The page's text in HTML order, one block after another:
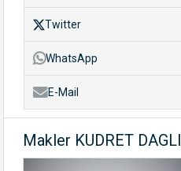
Twitter
WhatsApp
E-Mail
Makler KUDRET DAGLI